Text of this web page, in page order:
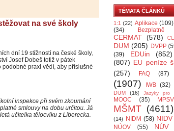
na své školy
dní 19 stížností na české školy,
Josef Dobeš totiž v pátek
podobné praxi vědí, aby příslušné
inspekce při svém zkoumání
smlouvy na dobu určitou. Já
učitelka tělocviku z Liberecka.
TÉMATA ČLÁNKŮ
1:1 (22) Aplikace (109)
(34)
Bezplatně
CERMAT (578)
DUM (205) DVPP
(39)
EDUin (852)
(807) EU peníze
(257)
FAQ (87)
(1907)
IWB (32)
DUM
(16) Jazyky pro
MOOC (35) MPSV
MŠMT (4611)
(14)
NIDM (58) NIDV
NÚOV (55) NÚV